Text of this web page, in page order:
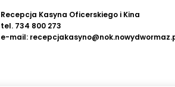
Recepcja Kasyna Oficerskiego i Kina
tel. 734 800 273
e-mail: